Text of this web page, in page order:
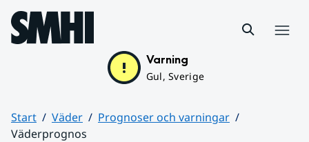
Hoppa till sidans innehåll
Varning
Gul, Sverige
Start Väder
Prognoser och varningar
Väderprognos